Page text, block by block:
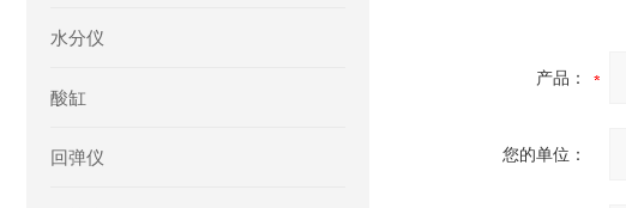
水分仪
酸缸
回弹仪
产品：
您的单位：